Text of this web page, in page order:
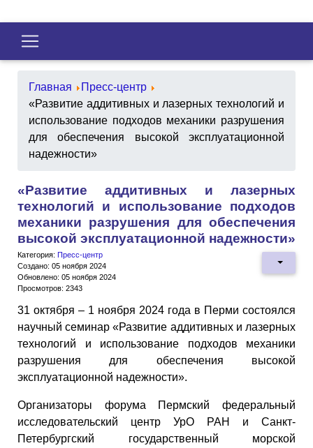
Главная
Пресс-центр
«Развитие аддитивных и лазерных технологий и
использование подходов механики разрушения
для обеспечения высокой эксплуатационной
надежности»
«Развитие аддитивных и лазерных
технологий и использование подходов
механики разрушения для обеспечения
высокой эксплуатационной надежности»
Категория: Пресс-центр
Создано: 05 ноября 2024
Обновлено: 05 ноября 2024
Просмотров: 2343
31 октября – 1 ноября 2024 года в Перми состоялся
научный семинар «Развитие аддитивных и лазерных
технологий и использование подходов механики
разрушения для обеспечения высокой
эксплуатационной надежности».
Организаторы форума Пермский федеральный
исследовательский центр УрО РАН и Санкт-
Петербургский государственный морской